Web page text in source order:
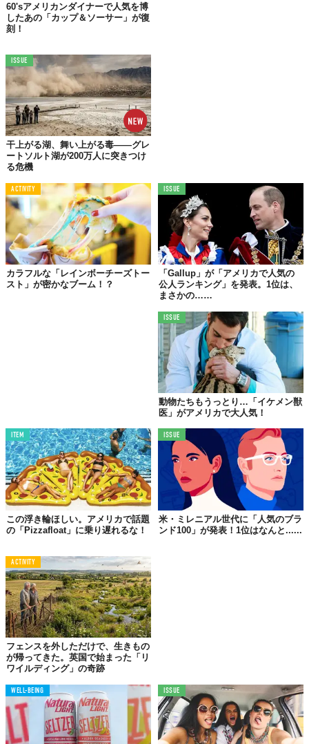
Top image: ©
2018 Point Line Plane LLC
Reference: BatBnB
TABI LABO
この世界は、もっと広いはずだ。
60'sアメリカンダイナーで人気を博
したあの「カップ＆ソーサー」が復
刻！
ISSUE
干上がる湖、舞い上がる毒——グレ
ートソルト湖が200万人に突きつけ
る危機
ACTIVITY
カラフルな「レインボーチーズトー
スト」が密かなブーム！？
ISSUE
「Gallup」が「アメリカで人気の
公人ランキング」を発表。1位は、
まさかの……
ISSUE
動物たちもうっとり…「イケメン獣
医」がアメリカで大人気！
ITEM
この浮き輪ほしい。アメリカで話題
の「Pizzafloat」に乗り遅れるな！
ISSUE
米・ミレニアル世代に「人気のブラ
ンド100」が発表！1位はなんと......
ACTIVITY
フェンスを外しただけで、生きもの
が帰ってきた。英国で始まった「リ
ワイルディング」の奇跡
WELL-BEING ISSUE